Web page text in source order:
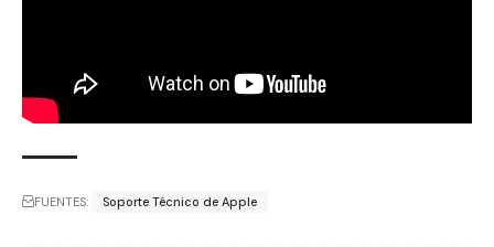
FUENTES: Soporte Técnico de Apple